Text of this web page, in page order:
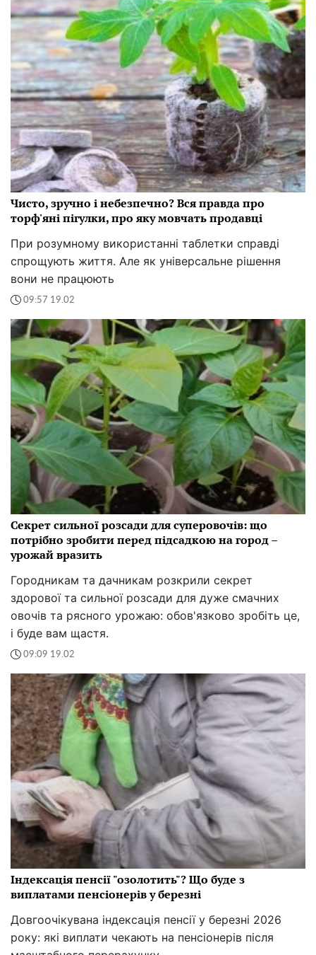
Чисто, зручно і небезпечно? Вся правда про
торф'яні пігулки, про яку мовчать продавці
При розумному використанні таблетки справді
спрощують життя. Але як універсальне рішення
вони не працюють
09:57 19.02
Секрет сильної розсади для суперовочів: що
потрібно зробити перед підсадкою на город –
урожай вразить
Городникам та дачникам розкрили секрет
здорової та сильної розсади для дуже смачних
овочів та рясного урожаю: обов'язково зробіть це,
і буде вам щастя.
09:09 19.02
Індексація пенсії "озолотить"? Що буде з
виплатами пенсіонерів у березні
Довгоочікувана індексація пенсії у березні 2026
року: які виплати чекають на пенсіонерів після